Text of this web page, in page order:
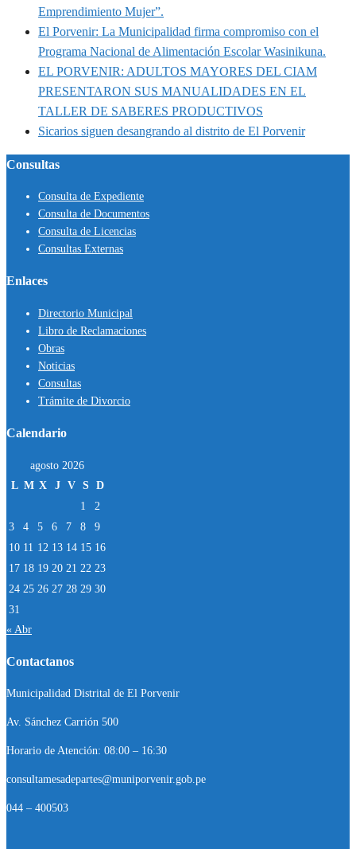
Emprendimiento Mujer”.
El Porvenir: La Municipalidad firma compromiso con el
Programa Nacional de Alimentación Escolar Wasinikuna.
EL PORVENIR: ADULTOS MAYORES DEL CIAM
PRESENTARON SUS MANUALIDADES EN EL
TALLER DE SABERES PRODUCTIVOS
Sicarios siguen desangrando al distrito de El Porvenir
Consultas
Consulta de Expediente
Consulta de Documentos
Consulta de Licencias
Consultas Externas
Enlaces
Directorio Municipal
Libro de Reclamaciones
Obras
Noticias
Consultas
Trámite de Divorcio
Calendario
agosto 2026
L M X J V S D
1
2
3
4 5 6 7 8
9
10 11 12 13 14 15 16
17 18 19 20 21 22 23
24 25 26 27 28 29 30
31
« Abr
Contactanos
Municipalidad Distrital de El Porvenir
Av. Sánchez Carrión 500
Horario de Atención: 08:00 – 16:30
consultamesadepartes@muniporvenir.gob.pe
044 – 400503